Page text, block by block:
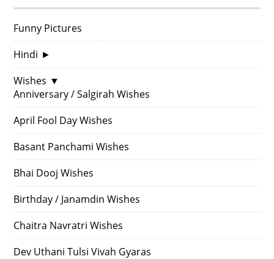
Funny Pictures
Hindi ►
Wishes ▼
Anniversary / Salgirah Wishes
April Fool Day Wishes
Basant Panchami Wishes
Bhai Dooj Wishes
Birthday / Janamdin Wishes
Chaitra Navratri Wishes
Dev Uthani Tulsi Vivah Gyaras